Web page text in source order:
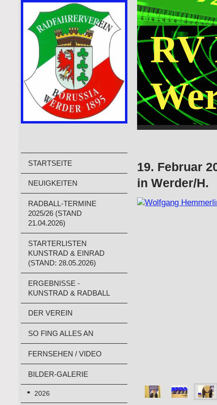
STARTSEITE
NEUIGKEITEN
RADBALL-TERMINE
2025/26 (STAND
21.04.2026)
STARTERLISTEN
KUNSTRAD & EINRAD
(STAND: 28.05.2026)
ERGEBNISSE -
KUNSTRAD & RADBALL
DER VEREIN
SO FING ALLES AN
FERNSEHEN / VIDEO
BILDER-GALERIE
2026
RV
19. Februar
in Werder/H.